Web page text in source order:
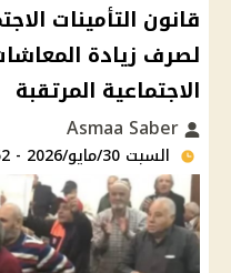
قانون التأمينات
لصرف زيادة
الاجتماعية المرتقبة
السبت 30/مايو/2026 - 11:52 ص